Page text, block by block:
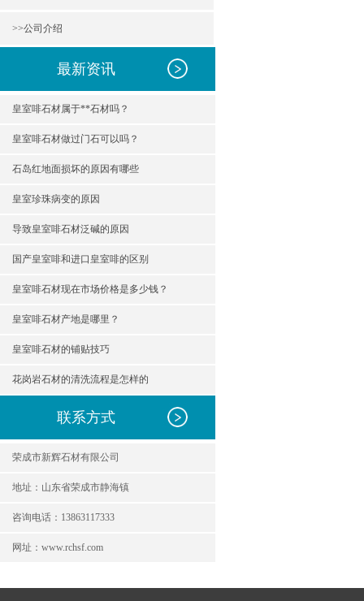
>>公司介绍
最新资讯
皇室啡石材属于**石材吗？
皇室啡石材做过门石可以吗？
石岛红地面损坏的原因有哪些
皇室珍珠病变的原因
导致皇室啡石材泛碱的原因
国产皇室啡和进口皇室啡的区别
皇室啡石材现在市场价格是多少钱？
皇室啡石材产地是哪里？
皇室啡石材的铺贴技巧
花岗岩石材的清洗流程是怎样的
联系方式
荣成市新辉石材有限公司
地址：山东省荣成市静海镇
咨询电话：13863117333
网址：www.rchsf.com